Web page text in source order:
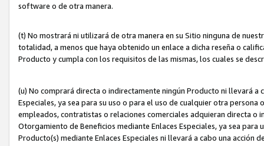
software o de otra manera.
(t) No mostrará ni utilizará de otra manera en su Sitio ninguna de
totalidad, a menos que haya obtenido un enlace a dicha reseña o
Producto y cumpla con los requisitos de las mismas, los cuales se
(u) No comprará directa o indirectamente ningún Producto ni llevará a
Especiales, ya sea para su uso o para el uso de cualquier otra
empleados, contratistas o relaciones comerciales adquieran directa o
Otorgamiento de Beneficios mediante Enlaces Especiales, ya sea
Producto(s) mediante Enlaces Especiales ni llevará a cabo una